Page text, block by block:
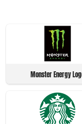
Monster Energy